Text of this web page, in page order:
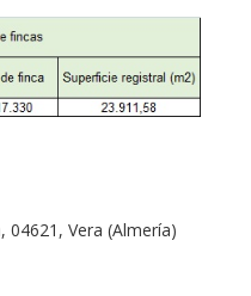
04621, Vera (Almería)